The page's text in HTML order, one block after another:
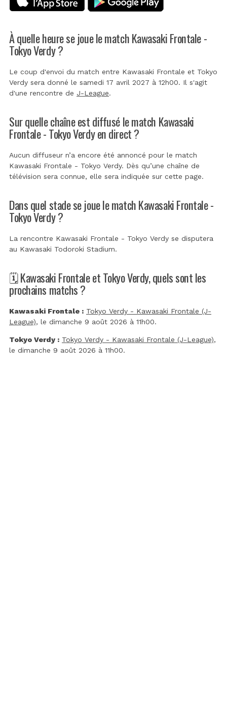
À quelle heure se joue le match Kawasaki Frontale -
Tokyo Verdy ?
Le coup d'envoi du match entre Kawasaki Frontale et Tokyo
Verdy sera donné le samedi 17 avril 2027 à 12h00. Il s'agit
d'une rencontre de J-League.
Sur quelle chaîne est diffusé le match Kawasaki
Frontale - Tokyo Verdy en direct ?
Aucun diffuseur n’a encore été annoncé pour le match
Kawasaki Frontale - Tokyo Verdy. Dès qu’une chaîne de
télévision sera connue, elle sera indiquée sur cette page.
Dans quel stade se joue le match Kawasaki Frontale -
Tokyo Verdy ?
La rencontre Kawasaki Frontale - Tokyo Verdy se disputera
au Kawasaki Todoroki Stadium.
🗓️ Kawasaki Frontale et Tokyo Verdy, quels sont les
prochains matchs ?
Kawasaki Frontale : Tokyo Verdy - Kawasaki Frontale (J-
League), le dimanche 9 août 2026 à 11h00.
Tokyo Verdy : Tokyo Verdy - Kawasaki Frontale (J-League),
le dimanche 9 août 2026 à 11h00.